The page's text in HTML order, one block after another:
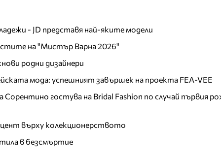
- JD представя най-яките модели
на "Мистър Варна 2026"
родни дизайнери
мода: успешният завършек на проекта FEA-VEE
гостува на Bridal Fashion по случай първия
върху колекционерството
в безсмъртие